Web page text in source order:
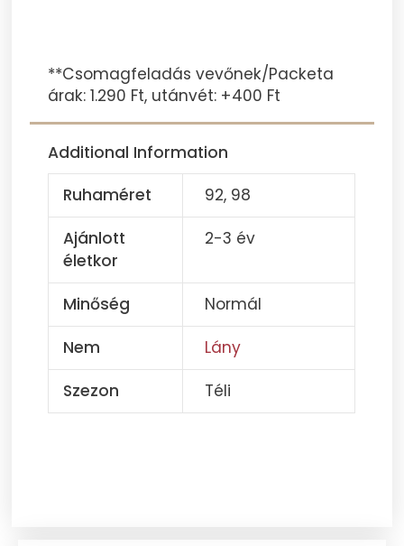
**Csomagfeladás vevőnek/Packeta
árak: 1.290 Ft, utánvét: +400 Ft
Additional Information
Ruhaméret
92, 98
Ajánlott
életkor
2-3 év
Minőség
Normál
Nem
Lány
Szezon
Téli